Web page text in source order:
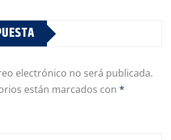
electrónico no será publicada.
están marcados con *